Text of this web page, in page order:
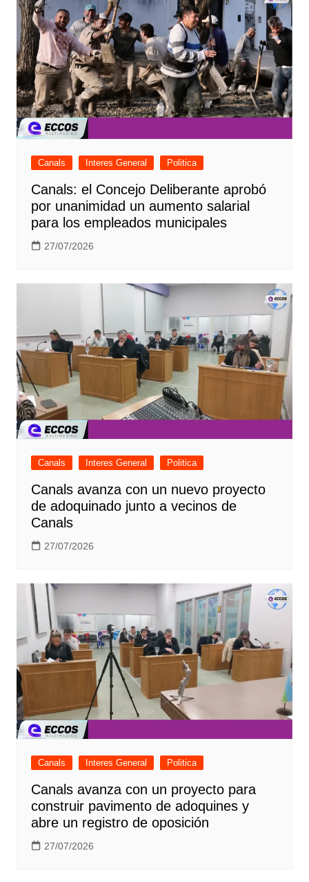
Canals Interes General Politica
Canals: el Concejo Deliberante aprobó
por unanimidad un aumento salarial
para los empleados municipales
27/07/2026
Canals Interes General Politica
Canals avanza con un nuevo proyecto
de adoquinado junto a vecinos de
Canals
27/07/2026
Canals Interes General Politica
Canals avanza con un proyecto para
construir pavimento de adoquines y
abre un registro de oposición
27/07/2026